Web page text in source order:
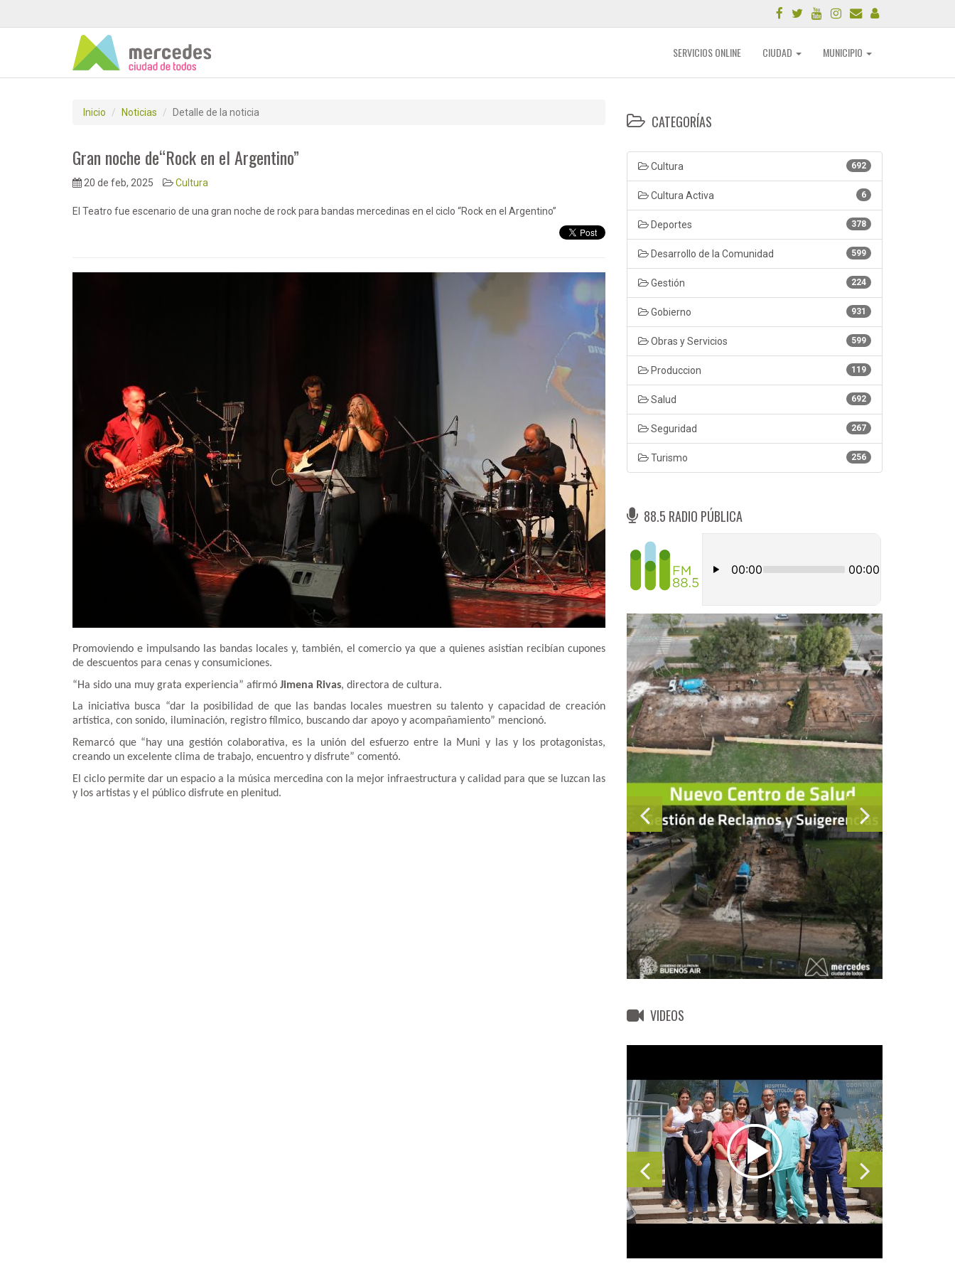
SERVICIOS ONLINE CIUDAD MUNICIPIO
Inicio Noticias Detalle de la noticia
Gran noche de“Rock en el Argentino”
20 de feb, 2025 Cultura
El Teatro fue escenario de una gran noche de rock para bandas mercedinas en el ciclo “Rock en el Argentino”
Promoviendo e impulsando las bandas locales y, también, el comercio ya que a quienes asistían recibían cupones
de descuentos para cenas y consumiciones.
“Ha sido una muy grata experiencia” afirmó Jimena Rivas, directora de cultura.
La iniciativa busca “dar la posibilidad de que las bandas locales muestren su talento y capacidad de creación
artística, con sonido, iluminación, registro fílmico, buscando dar apoyo y acompañamiento” mencionó.
Remarcó que “hay una gestión colaborativa, es la unión del esfuerzo entre la Muni y las y los protagonistas,
creando un excelente clima de trabajo, encuentro y disfrute” comentó.
El ciclo permite dar un espacio a la música mercedina con la mejor infraestructura y calidad para que se luzcan las
y los artistas y el público disfrute en plenitud.
CATEGORÍAS
692
Cultura
6
Cultura Activa
378
Deportes
599
Desarrollo de la Comunidad
224
Gestión
931
Gobierno
599
Obras y Servicios
119
Produccion
692
Salud
267
Seguridad
256
Turismo
88.5 RADIO PÚBLICA
VIDEOS